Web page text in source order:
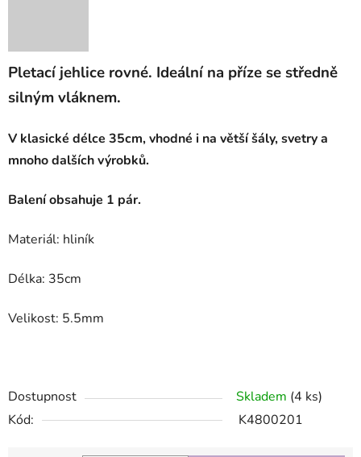
Pletací jehlice rovné. Ideální na příze se středně
silným vláknem.
V klasické délce 35cm, vhodné i na větší šály, svetry a
mnoho dalších výrobků.
Balení obsahuje 1 pár.
Materiál: hliník
Délka: 35cm
Velikost: 5.5mm
Dostupnost Skladem (4 ks)
Kód:
K4800201